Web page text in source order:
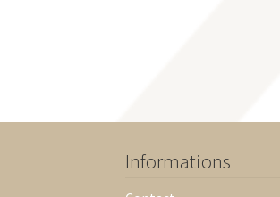
Informations